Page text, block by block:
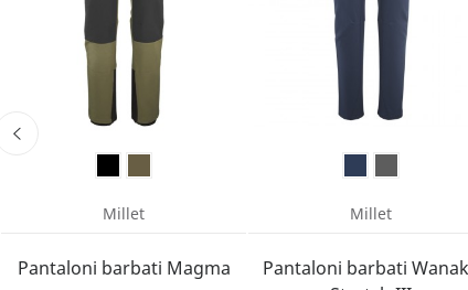
Millet
Pantaloni barbati Magma
Millet
Pantaloni barbati